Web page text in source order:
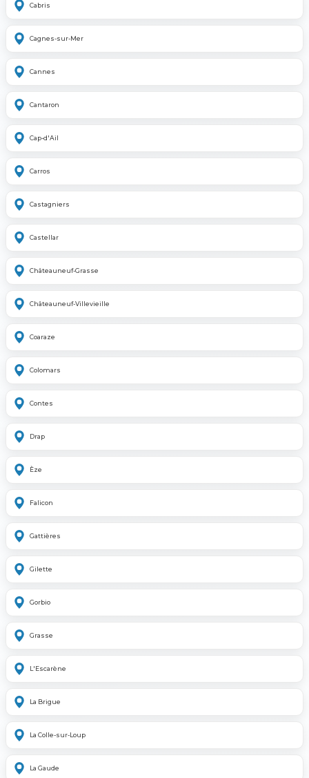
Cabris
Cagnes-sur-Mer
Cannes
Cantaron
Cap-d'Ail
Carros
Castagniers
Castellar
Châteauneuf-Grasse
Châteauneuf-Villevieille
Coaraze
Colomars
Contes
Drap
Èze
Falicon
Gattières
Gilette
Gorbio
Grasse
L'Escarène
La Brigue
La Colle-sur-Loup
La Gaude